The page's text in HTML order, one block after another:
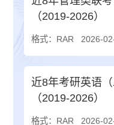
（2019-2026）
格式：RAR 2026-
近8年考研英语
（2019-2026）
格式：RAR 2026-